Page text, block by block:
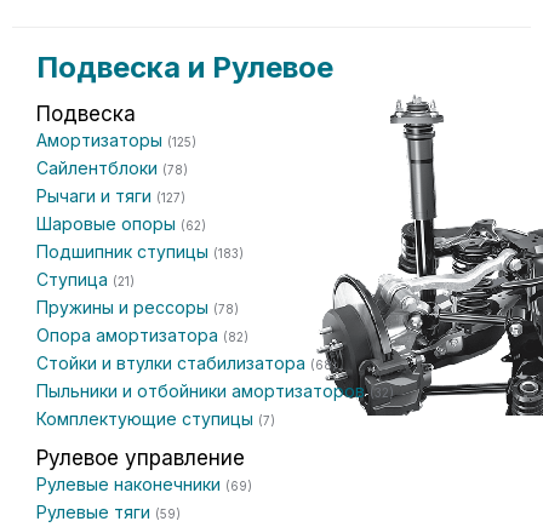
Подвеска и Рулевое
Подвеска
Амортизаторы (125)
Сайлентблоки (78)
Рычаги и тяги (127)
Шаровые опоры (62)
Подшипник ступицы (183)
Ступица (21)
Пружины и рессоры (78)
Опора амортизатора (82)
Стойки и втулки стабилизатора (68)
Пыльники и отбойники амортизаторов(32)
Комплектующие ступицы (7)
Рулевое управление
Рулевые наконечники (69)
Рулевые тяги (59)